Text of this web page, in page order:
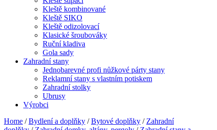
Kleště kombinované
Kleště SIKO
Kleště odizolovací
Klasické šroubováky
Ruční kladiva
Gola sady
Zahradní stany
Jednobarevné profi nůžkové párty stany
Reklamní stany s vlastním potiskem
Zahradní stolky
Ubrusy
Výrobci
Home /Bydlení a doplňky /Bytové doplňky / Zahradní